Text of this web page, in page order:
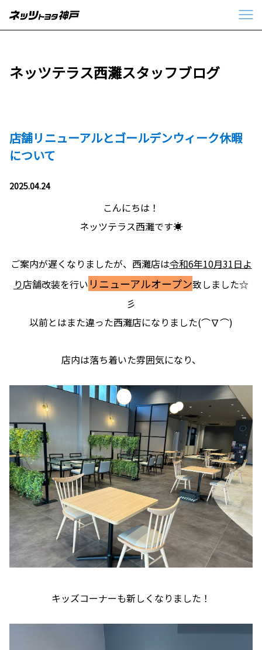
ネッツテラス西灘スタッフブログ
店舗リニューアルとゴールデンウィーク休暇
について
2025.04.24
こんにちは！
ネッツテラス西灘です☀
ご案内が遅くなりましたが、西灘店は令和6年10月31日よ
り店舗改装を行い リニューアルオープン致しました☆
彡
以前とはまた違った西灘店になりました(⌒∇⌒)
店内は落ち着いた雰囲気になり、
キッズコーナーも新しくなりました！